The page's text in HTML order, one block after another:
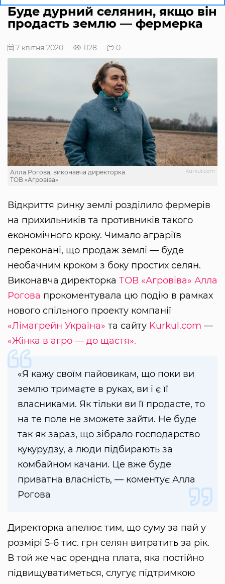
Буде дурний селянин, якщо він
продасть землю — фермерка
7 квітня 2020 1128 0
Kurkul.com
Алла Рогова, виконавча директорка
ТОВ «Агровіва»
Відкриття ринку землі розділило фермерів
на прихильників та противників такого
економічного кроку. Чимало аграріїв
переконані, що продаж землі — буде
необачним кроком з боку простих селян.
Виконавча директорка ТОВ «Агровіва» Алла
Рогова прокоментувала цю подію в рамках
нового спільного проекту компанії
«Лімагрейн Україна» та сайту Kurkul.com —
«Жінка в агро — до щастя».
«Я кажу своїм пайовикам, що поки ви
землю тримаєте в руках, ви і є її
власниками. Як тільки ви її продасте, то
на те поле не зможете зайти. Не буде
так як зараз, що зібрало господарство
кукурудзу, а люди підбирають за
комбайном качани. Це вже буде
приватна власність, — коментує Алла
Рогова
Директорка апелює тим, що суму за пай у
розмірі 5-6 тис. грн селян витратить за рік.
В той же час орендна плата, яка постійно
підвищуватиметься, слугує підтримкою